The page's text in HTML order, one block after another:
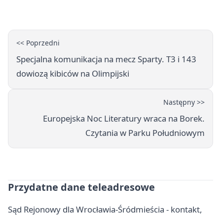
<< Poprzedni
Specjalna komunikacja na mecz Sparty. T3 i 143
dowiozą kibiców na Olimpijski
Następny >>
Europejska Noc Literatury wraca na Borek.
Czytania w Parku Południowym
Przydatne dane teleadresowe
Sąd Rejonowy dla Wrocławia-Śródmieścia - kontakt,